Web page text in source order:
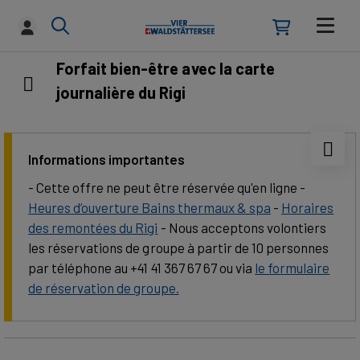
Forfait bien-être avec la carte
journalière du Rigi
Informations importantes
- Cette offre ne peut être réservée qu'en ligne -
Heures d’ouverture Bains thermaux & spa - Horaires
des remontées du Rigi - Nous acceptons volontiers
les réservations de groupe à partir de 10 personnes
par téléphone au +41 41 367 67 67 ou via le formulaire
de réservation de groupe.